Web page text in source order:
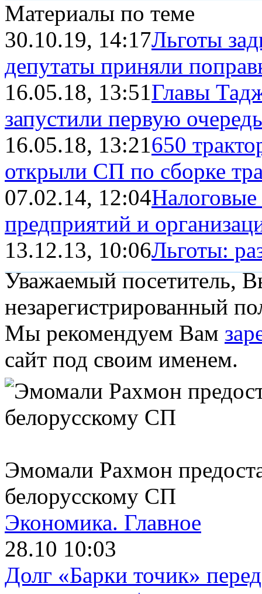
Материалы по теме
30.10.19, 14:17Льготы
депутаты приняли
16.05.18, 13:51Главы
запустили первую
16.05.18, 13:21650
открыли СП по сборке
07.02.14, 12:04Налоговые
предприятий и
13.12.13, 10:06Льготы:
Уважаемый посетитель,
незарегистрированный
Мы рекомендуем Вам
сайт под своим именем.
Эмомали Рахмон
белорусскому СП
Экономика. Главное
28.10 10:03
Долг «Барки точик»